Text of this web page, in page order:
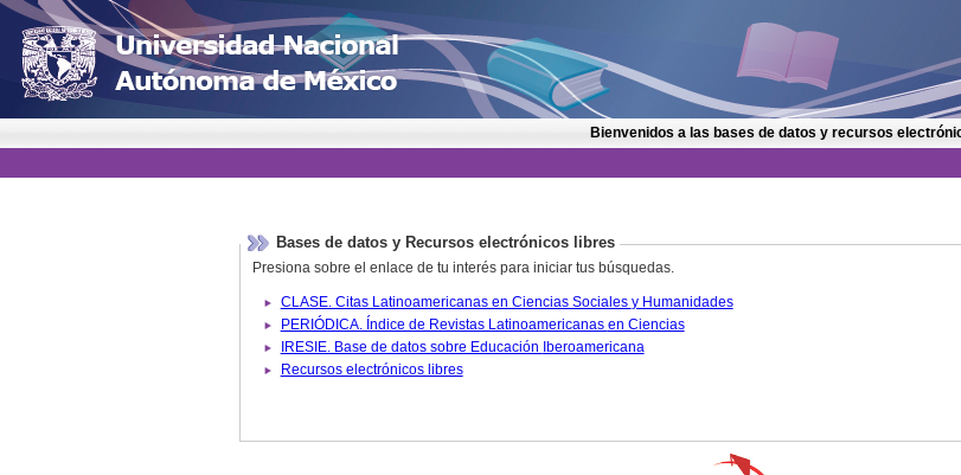
Bienvenidos a las bases de datos y recursos
Bases de datos y Recursos electrónicos libres
Presiona sobre el enlace de tu interés para iniciar tus búsquedas.
CLASE. Citas Latinoamericanas en Ciencias Sociales y Humanidades
PERIÓDICA. Índice de Revistas Latinoamericanas en Ciencias
IRESIE. Base de datos sobre Educación Iberoamericana
Recursos electrónicos libres